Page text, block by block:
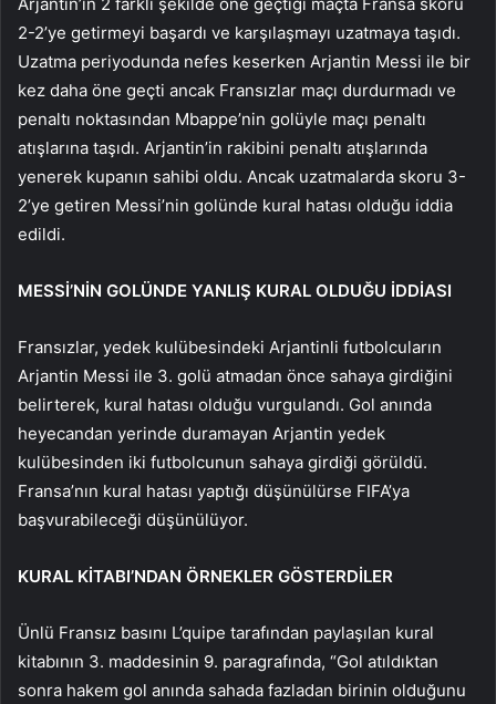
2-2’ye getirmeyi başardı ve karşılaşmayı uzatmaya taşıdı.
Uzatma periyodunda nefes keserken Arjantin Messi ile bir
kez daha öne geçti ancak Fransızlar maçı durdurmadı ve
penaltı noktasından Mbappe’nin golüyle maçı penaltı
atışlarına taşıdı. Arjantin’in rakibini penaltı atışlarında
yenerek kupanın sahibi oldu. Ancak uzatmalarda skoru 3-
2’ye getiren Messi’nin golünde kural hatası olduğu iddia
edildi.
MESSİ’NİN GOLÜNDE YANLIŞ KURAL OLDUĞU İDDİASI
Fransızlar, yedek kulübesindeki Arjantinli futbolcuların
Arjantin Messi ile 3. golü atmadan önce sahaya girdiğini
belirterek, kural hatası olduğu vurgulandı. Gol anında
heyecandan yerinde duramayan Arjantin yedek
kulübesinden iki futbolcunun sahaya girdiği görüldü.
Fransa’nın kural hatası yaptığı düşünülürse FIFA’ya
başvurabileceği düşünülüyor.
KURAL KİTABI’NDAN ÖRNEKLER GÖSTERDİLER
Ünlü Fransız basını L’quipe tarafından paylaşılan kural
kitabının 3. maddesinin 9. paragrafında, “Gol atıldıktan
sonra hakem gol anında sahada fazladan birinin olduğunu